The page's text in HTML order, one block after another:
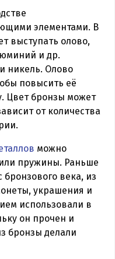
элементами. В
выступать олово,
и др.
никель. Олово
повысить её
Цвет бронзы может
от количества
можно
пружины. Раньше
бронзового века, из
украшения и
использовали в
он прочен и
бронзы делали